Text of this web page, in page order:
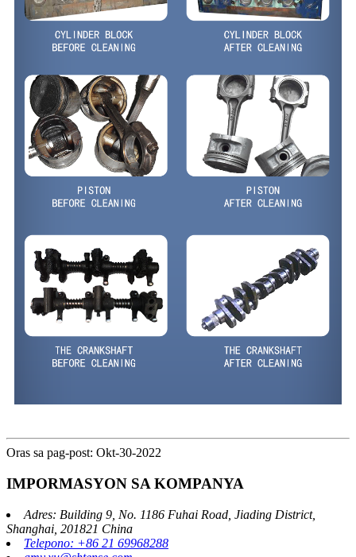
Oras sa pag-post: Okt-30-2022
IMPORMASYON SA KOMPANYA
Adres: Building 9, No. 1186 Fuhai Road, Jiading District,
Shanghai, 201821 China
Telepono: +86 21 69968288